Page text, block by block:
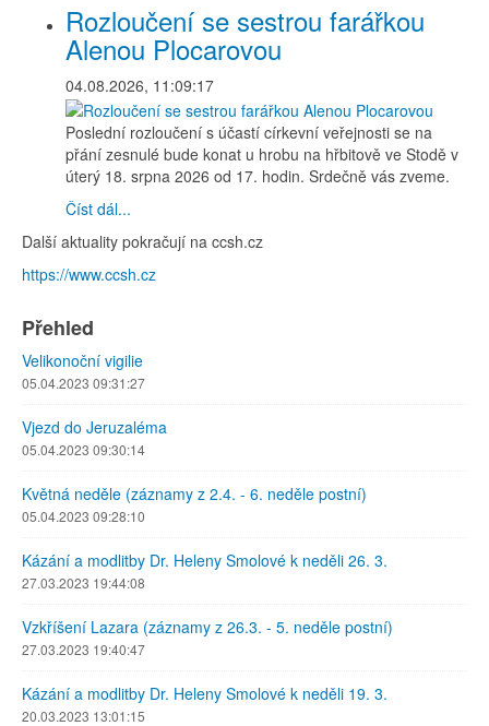
Rozloučení se sestrou farářkou
Alenou Plocarovou
04.08.2026, 11:09:17
Poslední rozloučení s účastí církevní veřejnosti se na
přání zesnulé bude konat u hrobu na hřbitově ve Stodě v
úterý 18. srpna 2026 od 17. hodin. Srdečně vás zveme.
Číst dál...
Další aktuality pokračují na ccsh.cz
https://www.ccsh.cz
Přehled
Velikonoční vigilie
05.04.2023 09:31:27
Vjezd do Jeruzaléma
05.04.2023 09:30:14
Květná neděle (záznamy z 2.4. - 6. neděle postní)
05.04.2023 09:28:10
Kázání a modlitby Dr. Heleny Smolové k neděli 26. 3.
27.03.2023 19:44:08
Vzkříšení Lazara (záznamy z 26.3. - 5. neděle postní)
27.03.2023 19:40:47
Kázání a modlitby Dr. Heleny Smolové k neděli 19. 3.
20.03.2023 13:01:15